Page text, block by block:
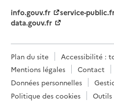
info.gouv.fr
service-
data.gouv.fr
Plan du site
Accessibilité :
Mentions légales
Contact
Données personnelles
Politique des cookies